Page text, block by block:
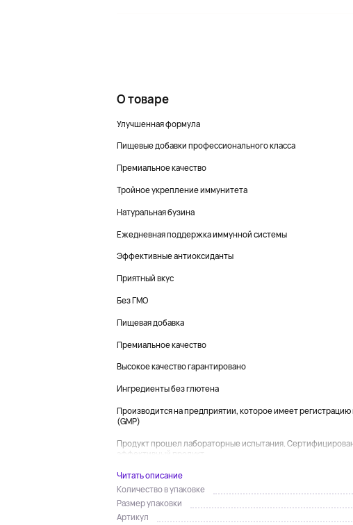
О товаре
Улучшенная формула
Пищевые добавки профессионального класса
Премиальное качество
Тройное укрепление иммунитета
Натуральная бузина
Ежедневная поддержка иммунной системы
Эффективные антиоксиданты
Приятный вкус
Без ГМО
Пищевая добавка
Премиальное качество
Высокое качество гарантировано
Ингредиенты без глютена
Производится на предприятии, которое имеет
(GMP)
Продукт прошел лабораторные испытания.
эффективный продукт...
Читать описание
Количество в упаковке
Размер упаковки
Артикул